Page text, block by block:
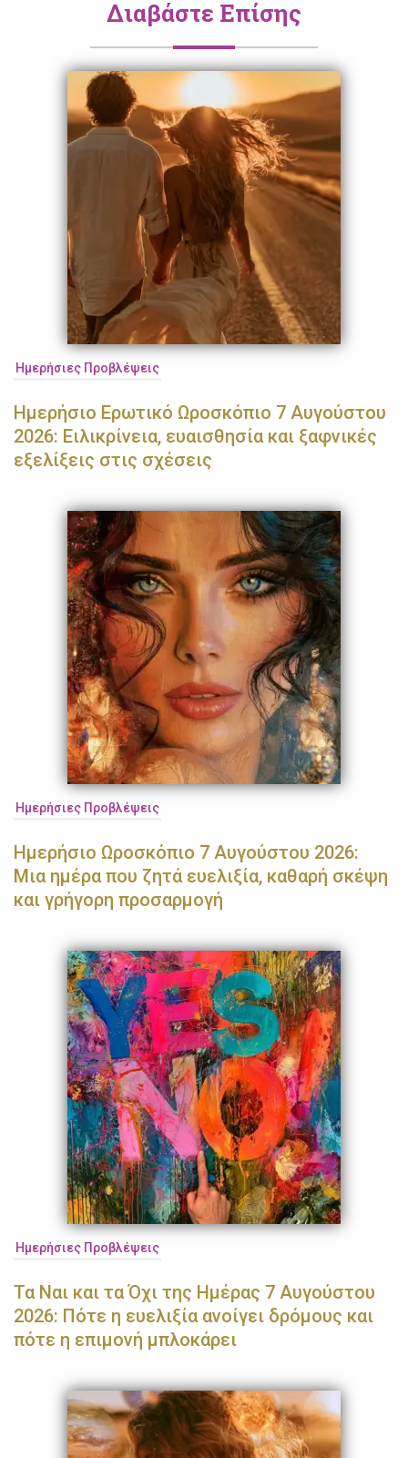
Διαβάστε Επίσης
Ημερήσιες Προβλέψεις
Ημερήσιο Ερωτικό Ωροσκόπιο 7 Αυγούστου
2026: Ειλικρίνεια, ευαισθησία και ξαφνικές
εξελίξεις στις σχέσεις
Ημερήσιες Προβλέψεις
Ημερήσιο Ωροσκόπιο 7 Αυγούστου 2026:
Μια ημέρα που ζητά ευελιξία, καθαρή σκέψη
και γρήγορη προσαρμογή
Ημερήσιες Προβλέψεις
Τα Ναι και τα Όχι της Ημέρας 7 Αυγούστου
2026: Πότε η ευελιξία ανοίγει δρόμους και
πότε η επιμονή μπλοκάρει